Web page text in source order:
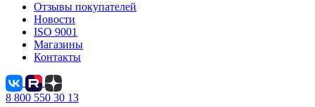
Отзывы покупателей
Новости
ISO 9001
Магазины
Контакты
8 800 550 30 13